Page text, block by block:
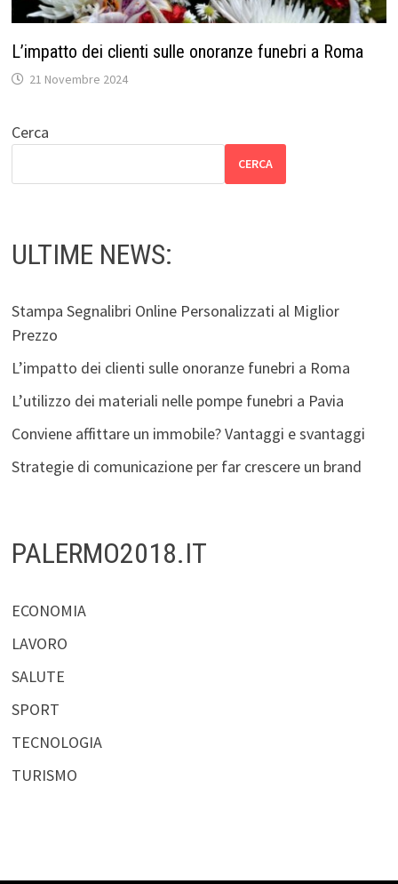
L’impatto dei clienti sulle onoranze funebri a Roma
21 Novembre 2024
Cerca
CERCA
ULTIME NEWS:
Stampa Segnalibri Online Personalizzati al Miglior
Prezzo
L’impatto dei clienti sulle onoranze funebri a Roma
L’utilizzo dei materiali nelle pompe funebri a Pavia
Conviene affittare un immobile? Vantaggi e svantaggi
Strategie di comunicazione per far crescere un brand
PALERMO2018.IT
ECONOMIA
LAVORO
SALUTE
SPORT
TECNOLOGIA
TURISMO